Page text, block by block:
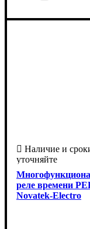
реле времени
Novatek-Electro